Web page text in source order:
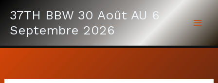
contenu
37TH BBW 30 Août AU 6
Septembre 2026